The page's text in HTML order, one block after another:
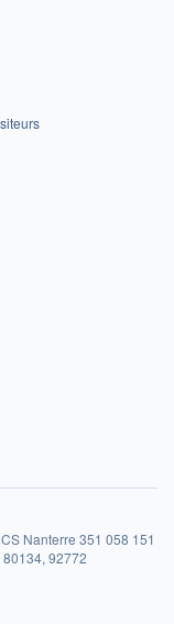
Nanterre 351 058 151
92772